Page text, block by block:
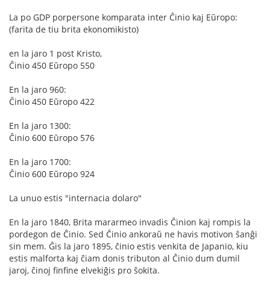
La po GDP porpersone komparata inter Ĉinio kaj Eŭropo:
(farita de tiu brita ekonomikisto)
en la jaro 1 post Kristo,
Ĉinio 450 Eŭropo 550
En la jaro 960:
Ĉinio 450 Eŭropo 422
En la jaro 1300:
Ĉinio 600 Eŭropo 576
En la jaro 1700:
Ĉinio 600 Eŭropo 924
La unuo estis "internacia dolaro"
En la jaro 1840, Brita mararmeo invadis Ĉinion kaj rompis la
pordegon de Ĉinio. Sed Ĉinio ankoraŭ ne havis motivon ŝanĝi
sin mem. Ĝis la jaro 1895, ĉinio estis venkita de Japanio, kiu
estis malforta kaj ĉiam donis tributon al Ĉinio dum dumil
jaroj, ĉinoj finfine elvekiĝis pro ŝokita.